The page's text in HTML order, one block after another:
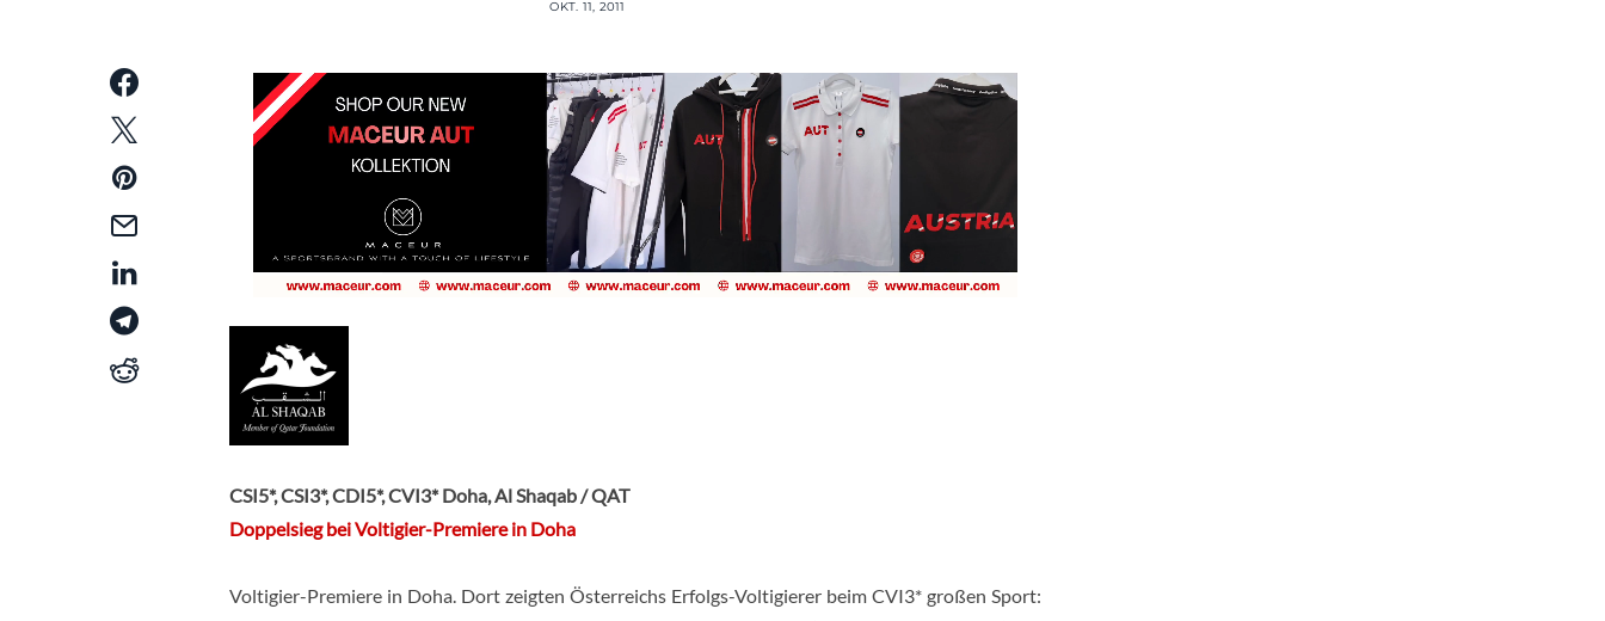
OKT. 11, 2011
CSI5*, CSI3*, CDI5*, CVI3* Doha, Al Shaqab / QAT
Doppelsieg bei Voltigier-Premiere in Doha
Voltigier-Premiere in Doha. Dort zeigten Österreichs Erfolgs-Voltigierer beim CVI3* großen Sport: